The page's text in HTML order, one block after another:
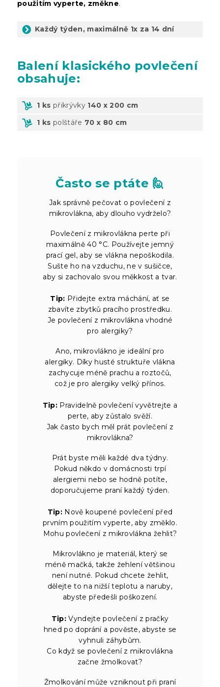
použitím vyperte, změkne.
Každý týden, maximálně 1x za 14 dní
Baleníklasického povlečení
obsahuje:
1 ks přikrývky 140 x 200 cm
1 ks polštáře 70 x 80 cm
Často se ptáte 🙋
Jak správně pečovat o povlečení z
mikrovlákna, aby dlouho vydrželo?
Povlečení z mikrovlákna perte při
maximálně 40 °C. Používejte jemný
prací gel, aby se vlákna nepoškodila.
Sušte ho na vzduchu, ne v sušičce,
aby si zachovalo svou měkkost a tvar.
Tip: Přidejte extra máchání, ať se
zbavíte zbytků pracího prostředku.
Je povlečení z mikrovlákna vhodné
pro alergiky?
Ano, mikrovlákno je ideální pro
alergiky. Díky husté struktuře vlákna
zachycuje méně prachu a roztočů,
což je pro alergiky velký přínos.
Tip: Pravidelně povlečení vyvětrejte a
perte, aby zůstalo svěží.
Jak často bych měl prát povlečení z
mikrovlákna?
Prát byste měli každé dva týdny.
Pokud někdo v domácnosti trpí
alergiemi nebo se hodně potíte,
doporučujeme praní každý týden.
Tip: Nově koupené povlečení před
prvním použitím vyperte, aby změklo.
Mohu povlečení z mikrovlákna žehlit?
Mikrovlákno je materiál, který se
méně mačká, takže žehlení většinou
není nutné. Pokud chcete žehlit,
dělejte to na nižší teplotu a naruby,
abyste předešli poškození.
Tip: Vyndejte povlečení z pračky
hned po doprání a pověste, abyste se
vyhnuli záhybům.
Co když se povlečení z mikrovlákna
začne žmolkovat?
Žmolkování může vzniknout při praní